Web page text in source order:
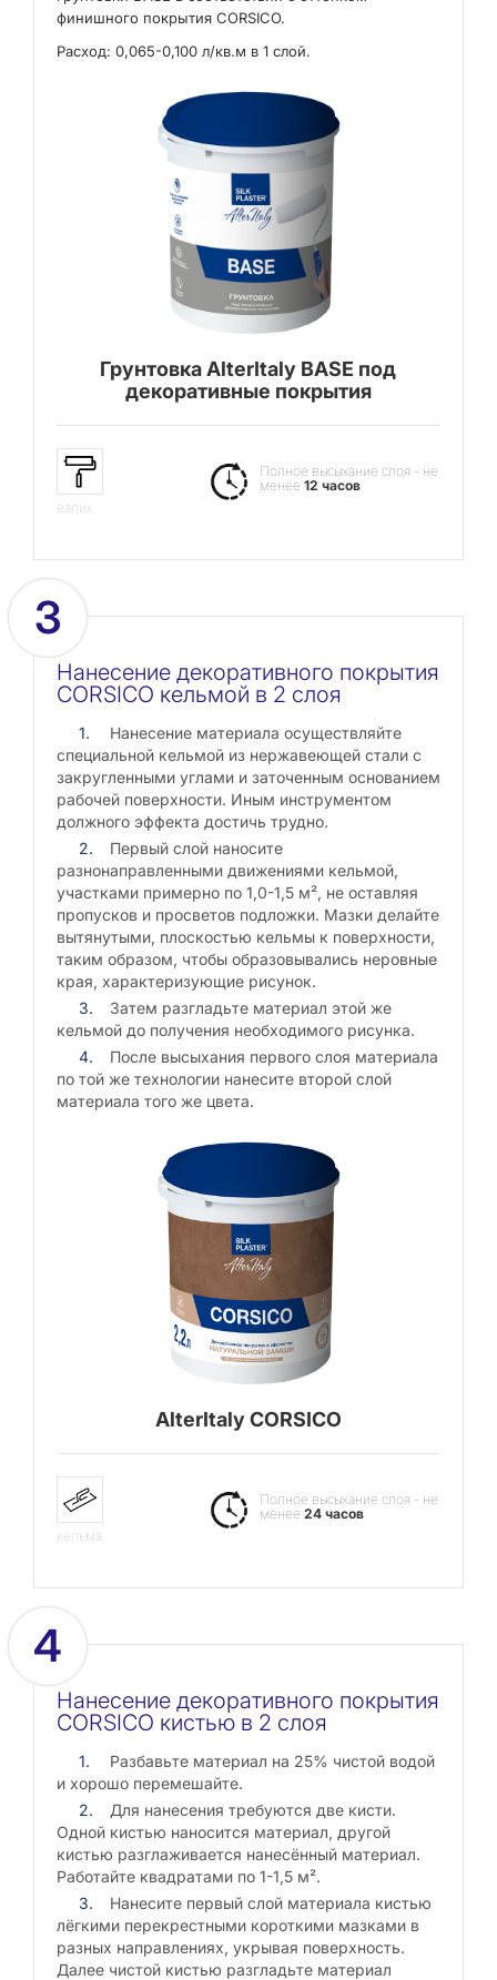
финишного покрытия CORSICO.
Расход: 0,065-0,100 л/кв.м в 1 слой.
Грунтовка AlterItaly BASE под
декоративные покрытия
валик
Полное высыхание слоя - не
менее12 часов
3
Нанесение декоративного покрытия
CORSICO кельмой в 2 слоя
Нанесение материала осуществляйте
специальной кельмой из нержавеющей стали с
закругленными углами и заточенным основанием
рабочей поверхности. Иным инструментом
должного эффекта достичь трудно.
Первый слой наносите
разнонаправленными движениями кельмой,
участками примерно по 1,0-1,5 м², не оставляя
пропусков и просветов подложки. Мазки делайте
вытянутыми, плоскостью кельмы к поверхности,
таким образом, чтобы образовывались неровные
края, характеризующие рисунок.
Затем разгладьте материал этой же
кельмой до получения необходимого рисунка.
После высыхания первого слоя материала
по той же технологии нанесите второй слой
материала того же цвета.
AlterItaly CORSICO
кельма
Полное высыхание слоя - не
менее24 часов
4
Нанесение декоративного покрытия
CORSICO кистью в 2 слоя
Разбавьте материал на 25% чистой водой
и хорошо перемешайте.
Для нанесения требуются две кисти.
Одной кистью наносится материал, другой
кистью разглаживается нанесённый материал.
Работайте квадратами по 1-1,5 м².
Нанесите первый слой материала кистью
лёгкими перекрестными короткими мазками в
разных направлениях, укрывая поверхность.
Далее чистой кистью разгладьте материал